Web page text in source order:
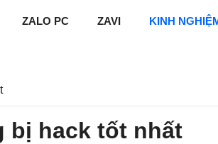
ZALO PC ZAVI KINH
bị hack tốt nhất